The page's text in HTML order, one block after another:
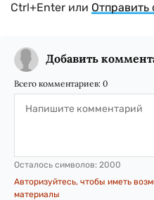
Ctrl+Enter или Отправить
Добавить
Всего комментариев: 0
Осталось символов: 2000
Авторизуйтесь, чтобы иметь
материалы